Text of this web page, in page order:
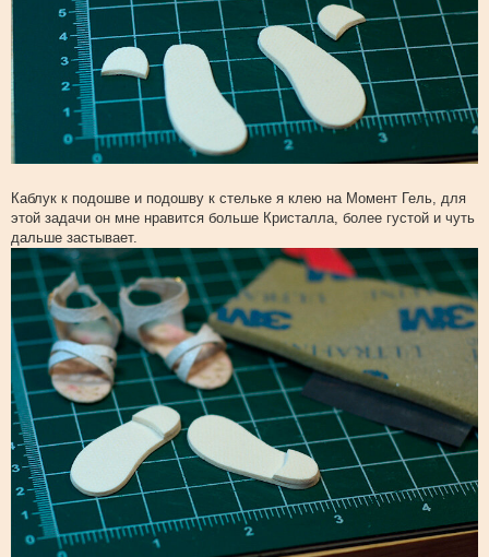
Каблук к подошве и подошву к стельке я клею на Момент Гель, для
этой задачи он мне нравится больше Кристалла, более густой и чуть
дальше застывает.